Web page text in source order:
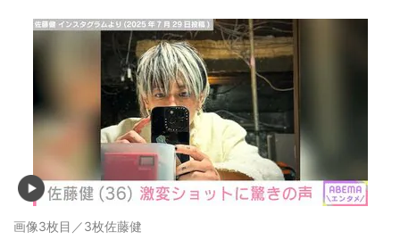
画像3枚目／3枚佐藤健